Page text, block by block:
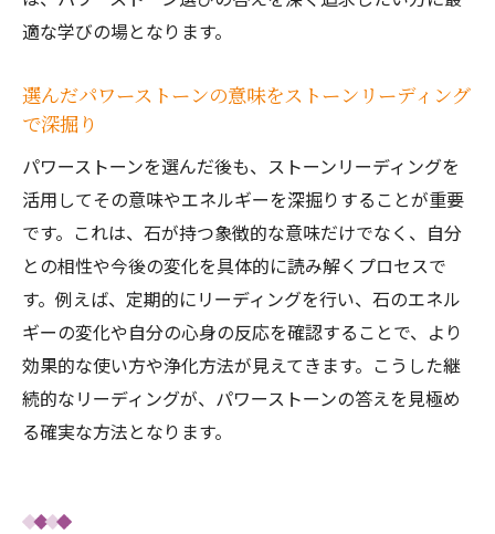
適な学びの場となります。
選んだパワーストーンの意味をストーンリーディング
で深掘り
パワーストーンを選んだ後も、ストーンリーディングを
活用してその意味やエネルギーを深掘りすることが重要
です。これは、石が持つ象徴的な意味だけでなく、自分
との相性や今後の変化を具体的に読み解くプロセスで
す。例えば、定期的にリーディングを行い、石のエネル
ギーの変化や自分の心身の反応を確認することで、より
効果的な使い方や浄化方法が見えてきます。こうした継
続的なリーディングが、パワーストーンの答えを見極め
る確実な方法となります。